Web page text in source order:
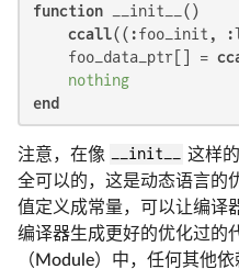
function __init__()
ccall((:foo_init,
    foo_data_ptr[] =
nothing
end
注意，在像 __init__ 这样
全可以的，这是动态语言的
值定义成常量，可以让编译
编译器生成更好的优化过的
（Module）中，任何其他依